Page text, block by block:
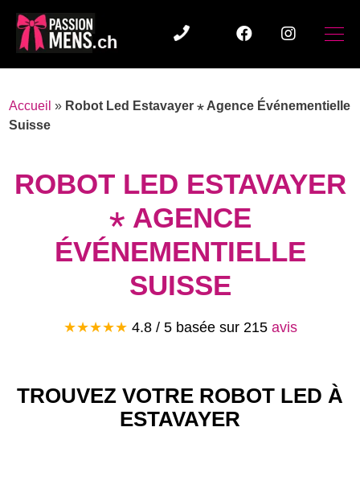
Accueil » Robot Led Estavayer ⋆ Agence Événementielle
Suisse
ROBOT LED ESTAVAYER
⋆ AGENCE
ÉVÉNEMENTIELLE
SUISSE
★★★★★ 4.8 / 5 basée sur 215 avis
TROUVEZ VOTRE ROBOT LED À
ESTAVAYER